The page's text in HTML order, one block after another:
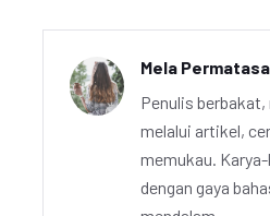
Mela
Penulis
melalui artikel,
memukau.
dengan gaya